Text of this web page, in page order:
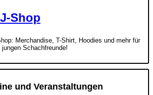
Shop
Merchandise, T-Shirt, Hoodies und mehr für
jungen Schachfreunde!
und Veranstaltungen